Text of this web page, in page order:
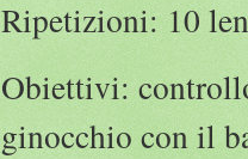
Ripetizioni: 10
Obiettivi:
ginocchio con il